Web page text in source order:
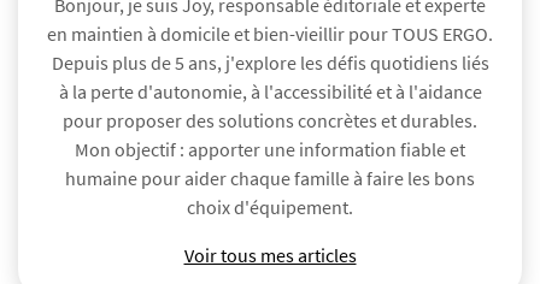
en maintien à domicile et bien-vieillir pour TOUS ERGO.
Depuis plus de 5 ans, j'explore les défis quotidiens liés
à la perte d'autonomie, à l'accessibilité et à l'aidance
pour proposer des solutions concrètes et durables.
Mon objectif : apporter une information fiable et
humaine pour aider chaque famille à faire les bons
choix d'équipement.
Voir tous mes articles